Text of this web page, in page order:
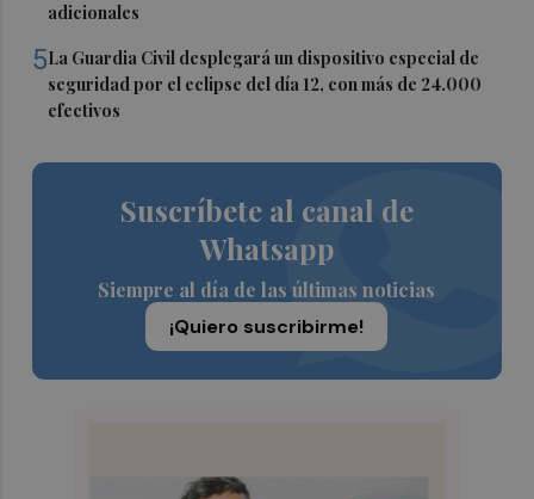
adicionales
5La Guardia Civil desplegará un dispositivo especial de
seguridad por el eclipse del día 12, con más de 24.000
efectivos
Suscríbete al canal de
Whatsapp
Siempre al día de las últimas noticias
¡Quiero suscribirme!